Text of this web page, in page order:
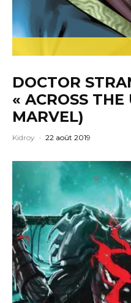
DOCTOR
« ACROSS
MARVEL)
Kidroy · 22 août 2019